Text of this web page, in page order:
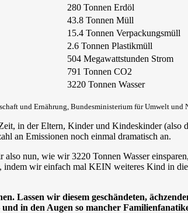
280 Tonnen Erdöl
43.8 Tonnen Müll
15.4 Tonnen Verpackungsmüll
2.6 Tonnen Plastikmüll
504 Megawattstunden Strom
791 Tonnen CO2
3220 Tonnen Wasser
und Ernährung, Bundesministerium für Umwelt und
in der Eltern, Kinder und Kindeskinder (also
an Emissionen noch einmal dramatisch an.
nun, wie wir 3220 Tonnen Wasser
wir einfach mal KEIN weiteres Kind in
Lassen wir diesem geschändeten,
in den Augen so mancher